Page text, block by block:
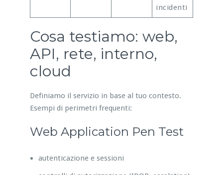
incidenti
Cosa testiamo: web,
API, rete, interno,
cloud
Definiamo il servizio in base al tuo contesto.
Esempi di perimetri frequenti:
Web Application Pen Test
autenticazione e sessioni